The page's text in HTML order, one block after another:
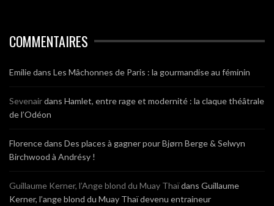
COMMENTAIRES
Emiliedans Les Mâchonnes de Paris : la gourmandise au féminin
Sevenairdans Hamlet, entre rage et modernité : la claque théâtrale
de l’Odéon
Florencedans Des places à gagner pour Bjørn Berge & Selwyn
Birchwood à Andrésy !
Guillaume Kerner, l’Ange blond du Muay Thaïdans Guillaume
Kerner, l’ange blond du Muay Thaï devenu entraineur